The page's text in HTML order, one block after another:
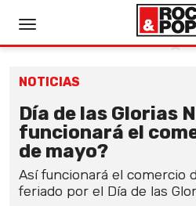
NOTICIAS
Día de las Glorias
funcionará el
de mayo?
Así funcionará el comercio
feriado por el Día de las